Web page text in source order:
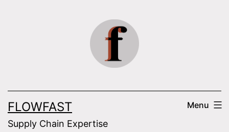
FLOWFAST
Supply Chain Expertise
Menu